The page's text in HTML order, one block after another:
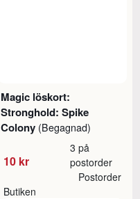
Magic löskort:
Stronghold: Spike
Colony (Begagnad)
10 kr
3 på
postorder
Butiken
Postorder